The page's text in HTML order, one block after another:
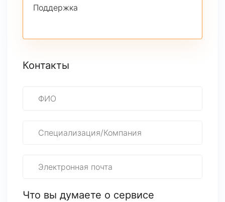
Поддержка
Контакты
Что вы думаете о сервисе